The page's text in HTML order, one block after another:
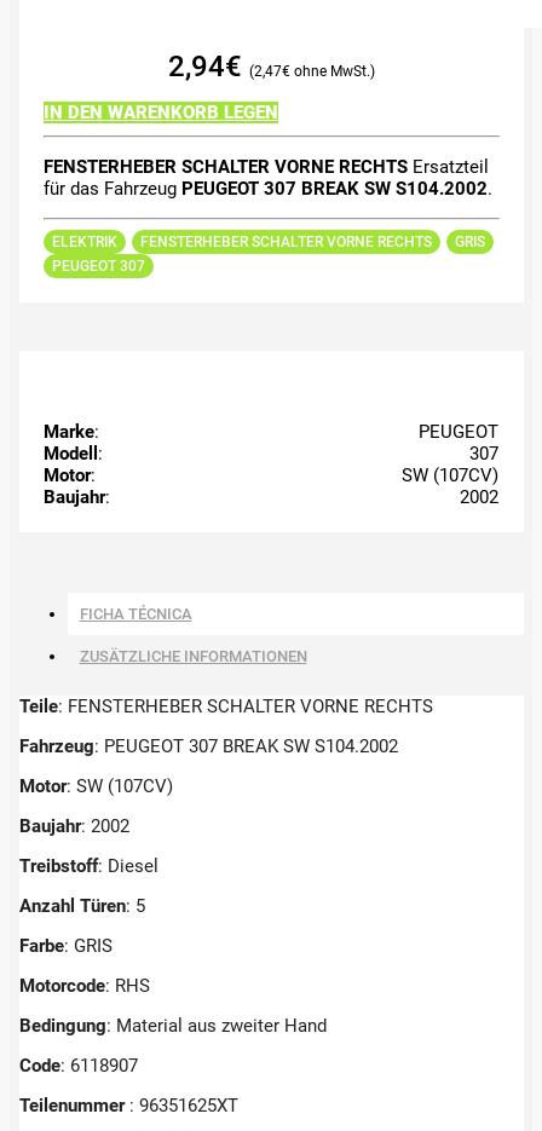
2,94€ 2,47€
IN DEN WARENKORB LEGEN
FENSTERHEBER SCHALTER VORNE RECHTSErsatzteil
für das Fahrzeug PEUGEOT 307 BREAK SW S104.2002.
ELEKTRIK FENSTERHEBER SCHALTER VORNE RECHTS
GRIS
PEUGEOT 307
Marke:
PEUGEOT
Modell :
307
Motor:
SW (107CV)
Baujahr: 2002
FICHA TÉCNICA
ZUSÄTZLICHE INFORMATIONEN
Teile: FENSTERHEBER SCHALTER VORNE RECHTS
Fahrzeug: PEUGEOT 307 BREAK SW S104.2002
Motor: SW (107CV)
Baujahr: 2002
Treibstoff: Diesel
Anzahl Türen: 5
Farbe: GRIS
Motorcode: RHS
Bedingung: Material aus zweiter Hand
Code: 6118907
Teilenummer : 96351625XT